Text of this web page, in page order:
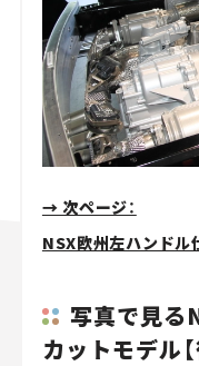
→ 次ページ：
NSX欧州左ハンドル
写真で見る
カットモデル【